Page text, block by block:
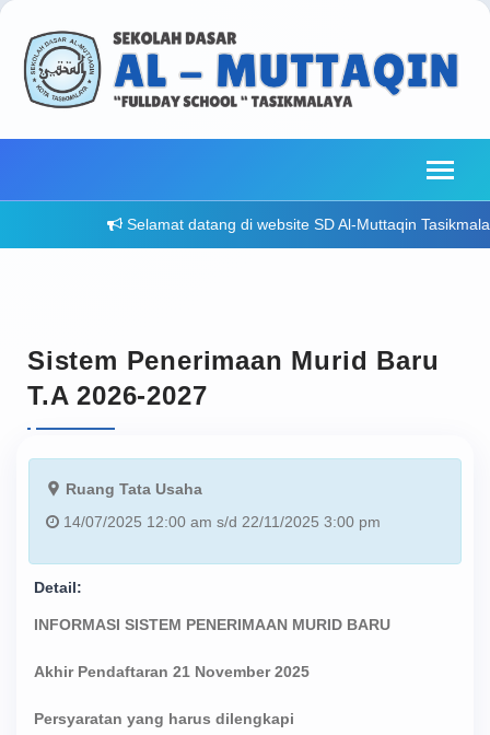
Selamat datang di website SD Al-Muttaqin
Sistem Penerimaan Murid Baru
T.A 2026-2027
Ruang Tata Usaha
14/07/2025 12:00 am s/d 22/11/2025 3:00 pm
Detail:
INFORMASI SISTEM PENERIMAAN MURID BARU
Akhir Pendaftaran 21 November 2025
Persyaratan yang harus dilengkapi